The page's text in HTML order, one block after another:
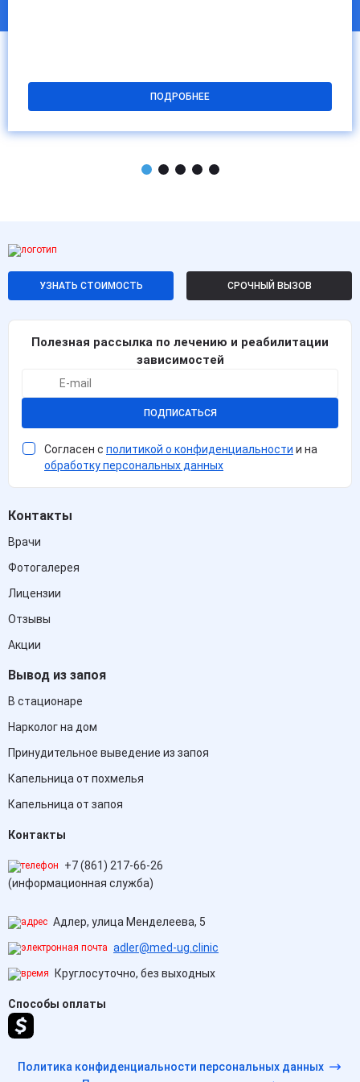
ПОДРОБНЕЕ
УЗНАТЬ СТОИМОСТЬ СРОЧНЫЙ ВЫЗОВ
Полезная рассылка по лечению и реабилитации
зависимостей
ПОДПИСАТЬСЯ
Согласен с политикой о конфиденциальности и на
обработку персональных данных
Контакты
Врачи
Фотогалерея
Лицензии
Отзывы
Акции
Вывод из запоя
В стационаре
Нарколог на дом
Принудительное выведение из запоя
Капельница от похмелья
Капельница от запоя
Контакты
+7 (861) 217-66-26
(информационная служба)
Адлер, улица Менделеева, 5
adler@med-ug.clinic
Круглосуточно, без выходных
Способы оплаты
Политика конфиденциальности персональных данных